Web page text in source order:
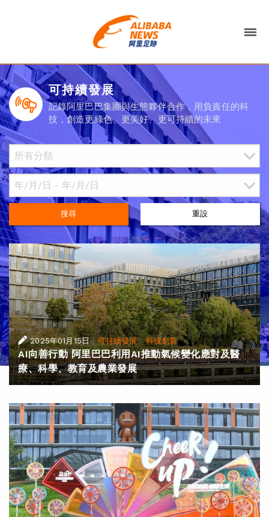
可持續發展
記錄阿里巴巴集團與生態夥伴合作，用負責任的科
技，創造更綠色、更美好、更可持續的未來
搜尋 重設
2025年01月15日 |可持續發展·科技創新
AI向善行動 阿里巴巴利用AI推動氣候變化應對及醫
療、科學、教育及農業發展